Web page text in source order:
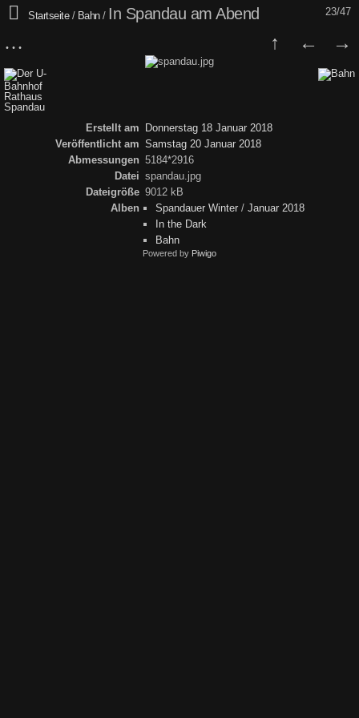
23/47
Startseite/ Bahn/ In Spandau am Abend
Erstellt am
Donnerstag 18 Januar 2018
Veröffentlicht am Samstag 20 Januar 2018
Abmessungen 5184*2916
Datei spandau.jpg
Dateigröße 9012 kB
Alben
Spandauer Winter/ Januar 2018
In the Dark
Bahn
Powered by Piwigo